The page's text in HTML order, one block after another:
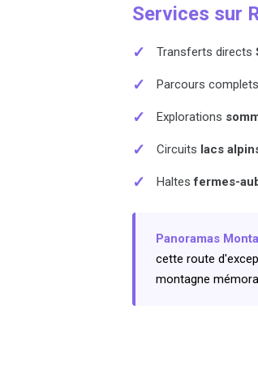
Services sur
✓ Transferts directs
✓ Parcours complets
✓ Explorations
✓ Circuits lacs
✓ Haltesfermes-
Panoramas
cette route
montagne